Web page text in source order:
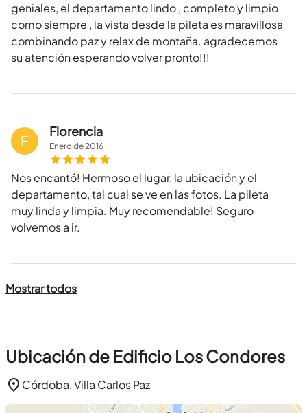
geniales, el departamento lindo , completo y limpio
como siempre , la vista desde la pileta es maravillosa
combinando paz y relax de montaña. agradecemos
su atención esperando volver pronto!!!
F
Florencia
Enerode2016
Nos encantó! Hermoso el lugar, la ubicación y el
departamento, tal cual se ve en las fotos. La pileta
muy linda y limpia. Muy recomendable! Seguro
volvemos a ir.
Mostrar todos
Ubicación de Edificio Los Condores
Córdoba, Villa Carlos Paz